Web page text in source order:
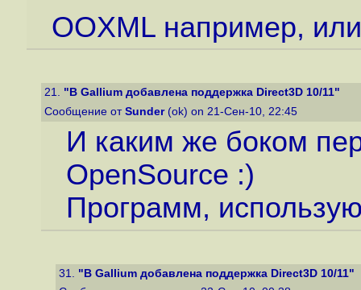
OOXML например,
21. "В Gallium добавлена поддержка Direct3D 10/11"
Сообщение от Sunder(ok) on 21-Сен-10, 22:45
И каким же боком
OpenSource :)
Программ,
31. "В Gallium добавлена поддержка Direct3D 10/11"